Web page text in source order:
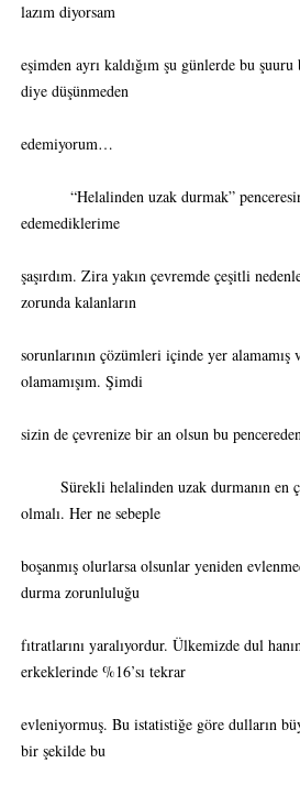
lazım diyorsam
eşimden ayrı kaldığım şu günlerde bu şuuru
diye düşünmeden
edemiyorum…
“Helalinden uzak durmak”
edemediklerime
şaşırdım. Zira yakın çevremde çeşitli
zorunda kalanların
sorunlarının çözümleri içinde yer
olamamışım. Şimdi
sizin de çevrenize bir an olsun bu
Sürekli helalinden uzak durmanın en
olmalı. Her ne sebeple
boşanmış olurlarsa olsunlar yeniden
durma zorunluluğu
fıtratlarını yaralıyordur. Ülkemizde dul
erkeklerinde %16’sı tekrar
evleniyormuş. Bu istatistiğe göre dulların
bir şekilde bu